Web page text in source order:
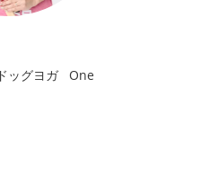
ッグヨガ One